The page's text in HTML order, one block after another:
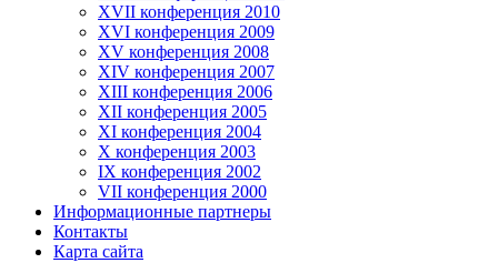
XVII конференция 2010
XVI конференция 2009
XV конференция 2008
XIV конференция 2007
XIII конференция 2006
XII конференция 2005
XI конференция 2004
X конференция 2003
IX конференция 2002
VII конференция 2000
Информационные партнеры
Контакты
Карта сайта